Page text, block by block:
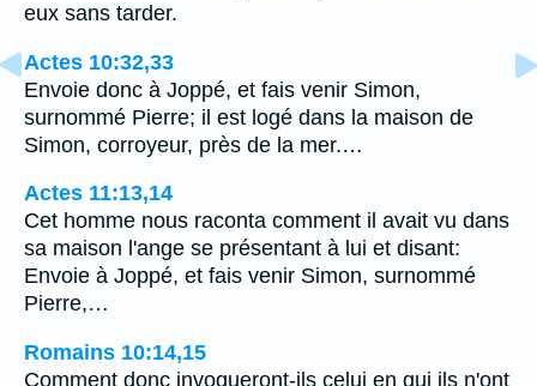
eux sans tarder.
Actes 10:32,33
Envoie donc à Joppé, et fais venir Simon,
surnommé Pierre; il est logé dans la maison de
Simon, corroyeur, près de la mer.…
Actes 11:13,14
Cet homme nous raconta comment il avait vu dans
sa maison l'ange se présentant à lui et disant:
Envoie à Joppé, et fais venir Simon, surnommé
Pierre,…
Romains 10:14,15
Comment donc invoqueront-ils celui en qui ils n'ont